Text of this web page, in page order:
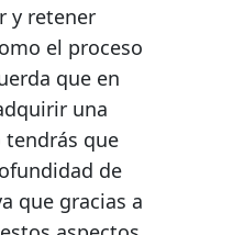
y retener
el proceso
que en
una
que
de
que gracias a